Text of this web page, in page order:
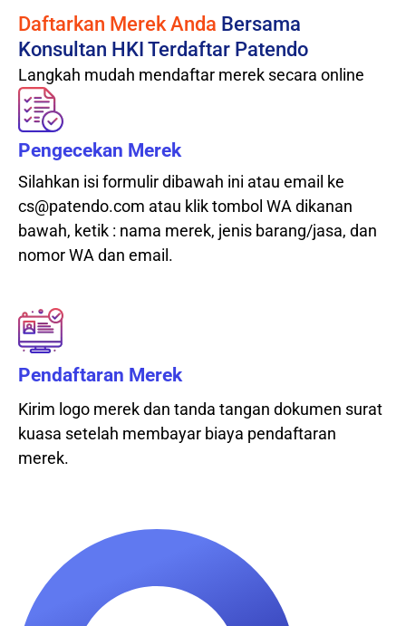
Daftarkan Merek Anda Bersama
Konsultan HKI Terdaftar Patendo
Langkah mudah mendaftar merek secara online
Pengecekan Merek
Silahkan isi formulir dibawah ini atau email ke
cs@patendo.com atau klik tombol WA dikanan
bawah, ketik : nama merek, jenis barang/jasa, dan
nomor WA dan email.
Pendaftaran Merek
Kirim logo merek dan tanda tangan dokumen surat
kuasa setelah membayar biaya pendaftaran
merek.